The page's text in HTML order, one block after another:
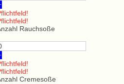
Rauchsoße
Cremesoße